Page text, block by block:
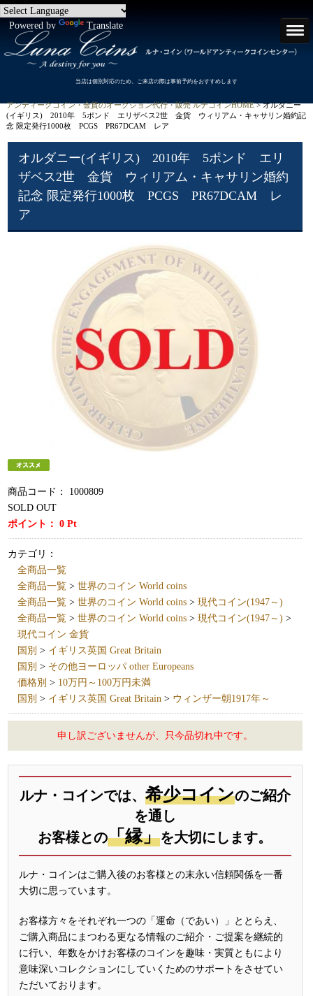
Powered by Translate
当店は個別対応のため、ご来店の際は事前予約をおすすめします
アンティークコイン・金貨のオークション代行・販売 ルナコインHOME> オルダニー
(イギリス) 2010年 5ポンド エリザベス2世 金貨 ウィリアム・キャサリン婚約記
念 限定発行1000枚 PCGS PR67DCAM レア
オルダニー(イギリス) 2010年 5ポンド エリ
ザベス2世 金貨 ウィリアム・キャサリン婚約
記念 限定発行1000枚 PCGS PR67DCAM レ
ア
商品コード：
1000809
SOLD OUT
ポイント：0 Pt
カテゴリ：
全商品一覧
全商品一覧 >世界のコイン World coins
全商品一覧 >世界のコイン World coins >現代コイン(1947～)
全商品一覧 >世界のコイン World coins >現代コイン(1947～) >
現代コイン 金貨
国別 > イギリス英国 Great Britain
国別 > その他ヨーロッパ other Europeans
価格別 > 10万円～100万円未満
国別 > イギリス英国 Great Britain > ウィンザー朝1917年～
申し訳ございませんが、只今品切れ中です。
ルナ・コインでは、 希少コインのご紹介
を通し
お客様との「縁」を大切にします。
ルナ・コインはご購入後のお客様との末永い信頼関係を一番
大切に思っています。
お客様方々をそれぞれ一つの「運命（であい）」ととらえ、
ご購入商品にまつわる更なる情報のご紹介・ご提案を継続的
に行い、年数をかけお客様のコインを趣味・実質ともにより
意味深いコレクションにしていくためのサポートをさせてい
ただいております。